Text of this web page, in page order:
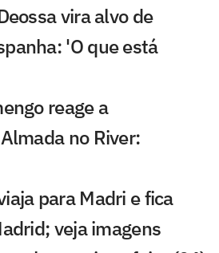
vira alvo de
'O que está
reage a
no River:
para Madri e fica
veja imagens